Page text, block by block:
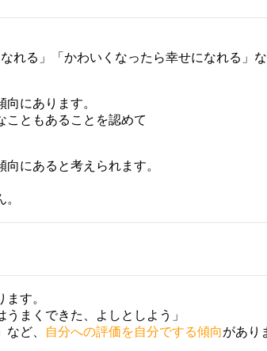
れる」「かわいくなったら幸せになれる」
にあります。
こともあることを認めて
にあると考えられます。
ます。
まくできた、よしとしよう」
ど、
自分への評価を自分でする傾向があり